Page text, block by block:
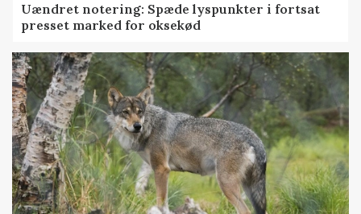
Uændret notering: Spæde lyspunkter i fortsat
presset marked for oksekød